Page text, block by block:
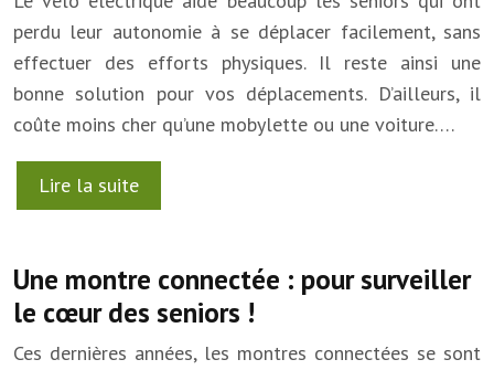
perdu leur autonomie à se déplacer facilement, sans
effectuer des efforts physiques. Il reste ainsi une
bonne solution pour vos déplacements. D’ailleurs, il
coûte moins cher qu’une mobylette ou une voiture….
Lire la suite
Une montre connectée : pour surveiller
le cœur des seniors !
Ces dernières années, les montres connectées se sont